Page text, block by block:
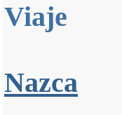
Viaje
Nazca